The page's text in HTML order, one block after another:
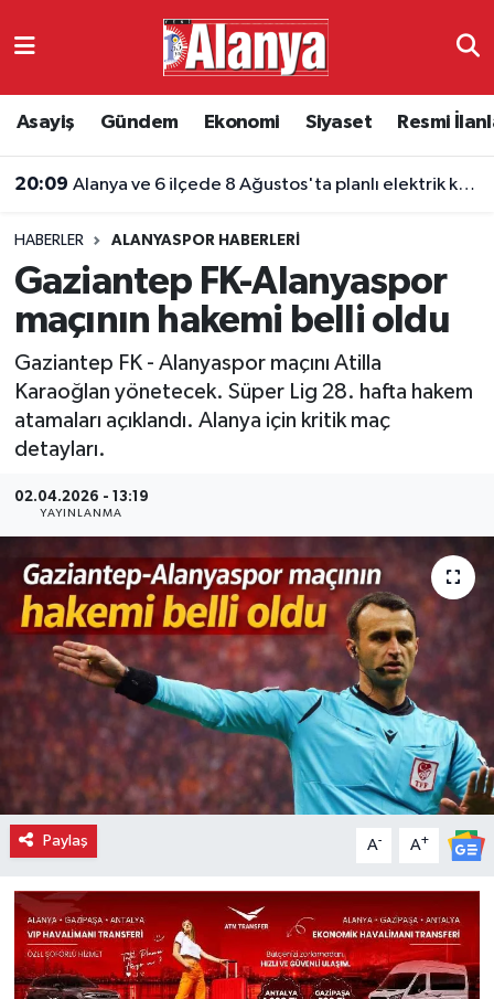
Asayiş Gündem Ekonomi Siyaset Resmi
20:09 Alanya ve 6 ilçede 8 Ağustos'ta planlı elektrik kesintisi
HABERLER ALANYASPOR HABERLERI
Gaziantep FK-Alanyaspor
maçının hakemi belli oldu
Gaziantep FK - Alanyaspor maçını Atilla
Karaoğlan yönetecek. Süper Lig 28. hafta hakem
atamaları açıklandı. Alanya için kritik maç
detayları.
02.04.2026 - 13:19
YAYINLANMA
Paylaş A- A+
Ekonomi
Resmi İlanlar
Alanyaspor
Turizm
Antalya Namaz Vakitleri
Süper Lig Puan Durumu ve Fikstür
Tüm Manşetler
Son Dakika Haberleri